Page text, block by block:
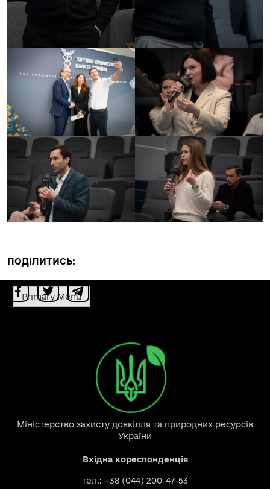
ПОДІЛИТИСЬ:
Primary Menu
Міністерство захисту довкілля та природних ресурсів
України
Вхідна кореспонденція
тел.: +38 (044) 200-47-53